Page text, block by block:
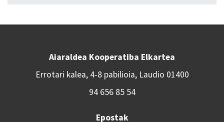
Aiaraldea Kooperatiba Elkartea
Errotari kalea, 4-8 pabilioia, Laudio 01400
94 656 85 54
Epostak